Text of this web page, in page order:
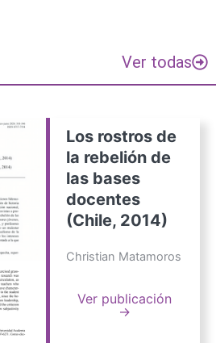
Ver todas
Los rostros de
la rebelión de
las bases
docentes
(Chile, 2014)
Christian Matamoros
Ver publicación
→